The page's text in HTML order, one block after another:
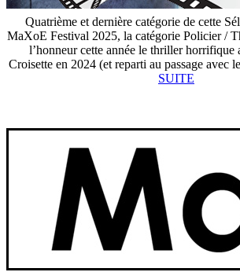
Quatrième et dernière catégorie de cette
MaXoE Festival 2025, la catégorie Policier /
l’honneur cette année le thriller horrifique
Croisette en 2024 (et reparti au passage avec
SUITE